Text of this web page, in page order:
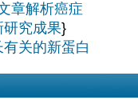
章解析癌症
究成果}
关的新蛋白